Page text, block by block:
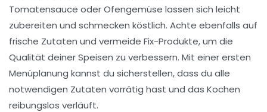
Tomatensauce oder Ofengemüse lassen sich leicht
zubereiten und schmecken köstlich. Achte ebenfalls auf
frische Zutaten und vermeide Fix-Produkte, um die
Qualität deiner Speisen zu verbessern. Mit einer ersten
Menüplanung kannst du sicherstellen, dass du alle
notwendigen Zutaten vorrätig hast und das Kochen
reibungslos verläuft.